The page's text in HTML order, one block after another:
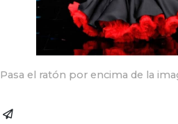
Pasa el ratón por encima de la